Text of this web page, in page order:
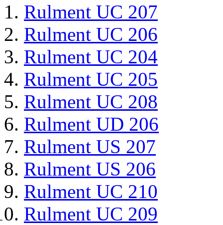
Rulment UC 207
Rulment UC 206
Rulment UC 204
Rulment UC 205
Rulment UC 208
Rulment UD 206
Rulment US 207
Rulment US 206
Rulment UC 210
Rulment UC 209